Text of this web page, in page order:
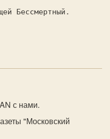
с нами.
"Московский